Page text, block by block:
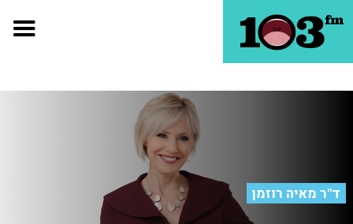
ד"ר מאיה רוזמן